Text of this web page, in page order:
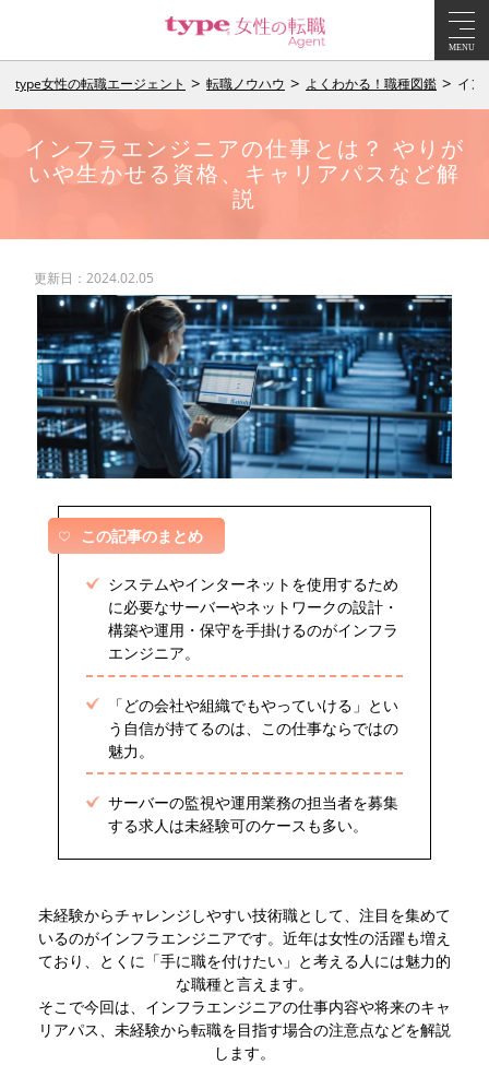
MENU
type女性の転職エージェント 転職ノウハウ よくわかる！職種図鑑 イン
インフラエンジニアの仕事とは？ やりが
いや生かせる資格、キャリアパスなど解
説
更新日：2024.02.05
この記事のまとめ
システムやインターネットを使用するため
に必要なサーバーやネットワークの設計・
構築や運用・保守を手掛けるのがインフラ
エンジニア。
「どの会社や組織でもやっていける」とい
う自信が持てるのは、この仕事ならではの
魅力。
サーバーの監視や運用業務の担当者を募集
する求人は未経験可のケースも多い。
未経験からチャレンジしやすい技術職として、注目を集めて
いるのがインフラエンジニアです。近年は女性の活躍も増え
ており、とくに「手に職を付けたい」と考える人には魅力的
な職種と言えます。
そこで今回は、インフラエンジニアの仕事内容や将来のキャ
リアパス、未経験から転職を目指す場合の注意点などを解説
します。